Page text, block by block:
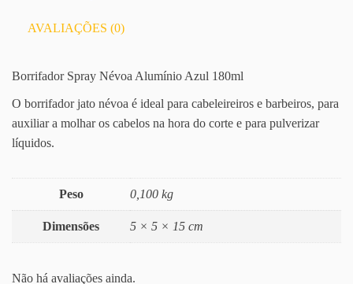
AVALIAÇÕES (0)
Borrifador Spray Névoa Alumínio Azul 180ml
O borrifador jato névoa é ideal para cabeleireiros e barbeiros, para
auxiliar a molhar os cabelos na hora do corte e para pulverizar
líquidos.
Peso 0,100 kg
Dimensões 5 × 5 × 15 cm
Não há avaliações ainda.